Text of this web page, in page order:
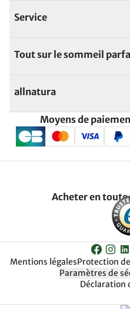
Service
Tout sur le sommeil
allnatura
Moyens de
Acheter en toute
Mentions légalesProtection
Paramètres de
Déclaration